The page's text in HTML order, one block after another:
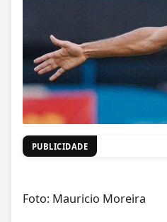
PUBLICIDADE
Foto: Mauricio Moreira